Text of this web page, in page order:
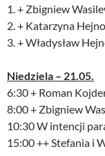
1. + Zbigniew
2. + Katarzyna
3. + Władysław
Niedziela – 21.05.
6:30 + Roman
8:00 + Zbigniew
10:30 W intencji
15:00 ++ Stefania i